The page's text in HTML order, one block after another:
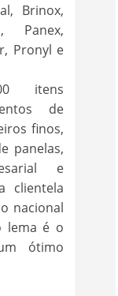
Brinox,
Panex,
Pronyl e
itens
de
finos,
panelas,
e
clientela
nacional
lema é o
ótimo